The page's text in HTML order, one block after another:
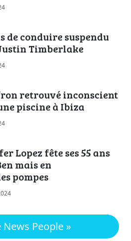
de conduire suspendu
Timberlake
retrouvé inconscient
piscine à Ibiza
Lopez fête ses 55 ans
mais en
pompes
News People »